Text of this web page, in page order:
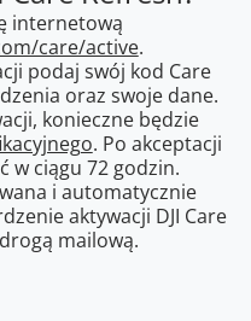
internetową
care/active.
podaj swój kod Care
oraz swoje dane.
konieczne będzie
. Po akceptacji
w ciągu 72 godzin.
i automatycznie
aktywacji DJI Care
mailową.